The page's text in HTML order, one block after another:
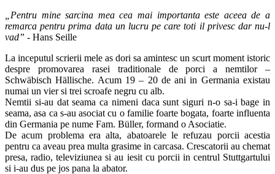
„Pentru mine sarcina mea cea mai importanta este aceea de a
remarca pentru prima data un lucru pe care toti il privesc dar nu-l
vad” - Hans Seille
La inceputul scrierii mele as dori sa amintesc un scurt moment istoric
despre promovarea rasei traditionale de porci a nemtilor –
Schwäbisch Hällische. Acum 19 – 20 de ani in Germania existau
numai un vier si trei scroafe negru cu alb.
Nemtii si-au dat seama ca nimeni daca sunt siguri n-o sa-i bage in
seama, asa ca s-au asociat cu o familie foarte bogata, foarte influenta
din Germania pe nume Fam. Büller, formand o Asociatie.
De acum problema era alta, abatoarele le refuzau porcii acestia
pentru ca aveau prea multa grasime in carcasa. Crescatorii au chemat
presa, radio, televiziunea si au iesit cu porcii in centrul Stuttgartului
si i-au dus pe jos pana la abator.